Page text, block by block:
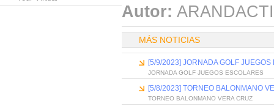
Autor:
MÁS NOTICIAS
[5/9/2023] JORNADA GOLF JUEGOS
JORNADA GOLF JUEGOS ESCOLARES
[5/8/2023] TORNEO BALONMANO
TORNEO BALONMANO VERA CRUZ